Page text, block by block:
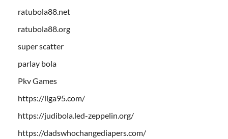
ratubola88.net
ratubola88.org
super scatter
parlay bola
Pkv Games
https://liga95.com/
https://judibola.led-zeppelin.org/
https://dadswhochangediapers.com/